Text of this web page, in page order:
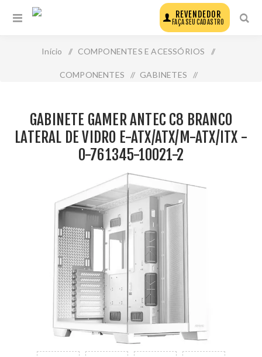
REVENDEDOR
FAÇA SEU CADASTRO
Início / COMPONENTES E ACESSÓRIOS /
COMPONENTES / GABINETES /
Atx/Atx/M-Atx/Itx - 0-761345-10021-2
GABINETE GAMER ANTEC C8 BRANCO
LATERAL DE VIDRO E-ATX/ATX/M-ATX/ITX -
0-761345-10021-2